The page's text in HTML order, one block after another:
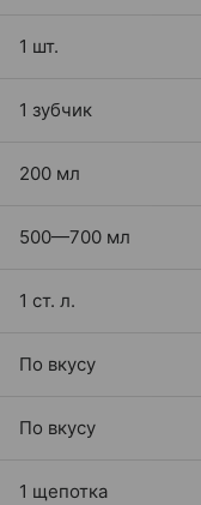
1 шт.
1 зубчик
200 мл
500—700 мл
1 ст. л.
По вкусу
По вкусу
1 щепотка